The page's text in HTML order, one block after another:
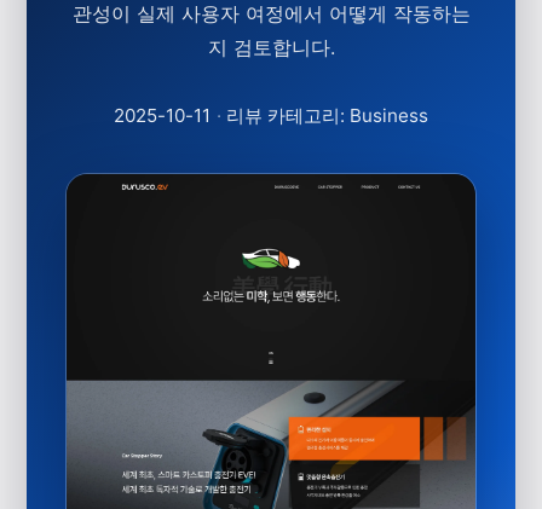
관성이 실제 사용자 여정에서 어떻게 작동하는
지 검토합니다.
2025-10-11 · 리뷰 카테고리: Business